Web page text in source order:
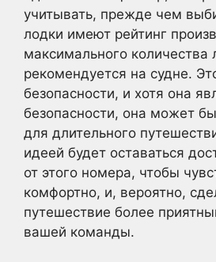
учитывать, прежде чем
лодки имеют рейтинг
максимального количества
рекомендуется на судне.
безопасности, и хотя она
безопасности, она может
для длительного
идеей будет оставаться
от этого номера, чтобы
комфортно, и, вероятно,
путешествие более
вашей команды.